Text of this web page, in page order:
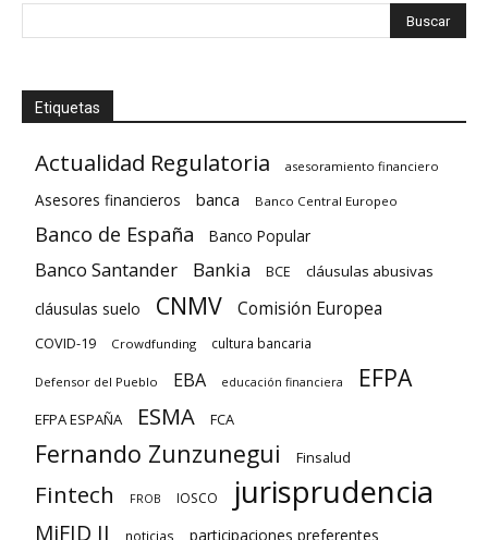
Etiquetas
Actualidad Regulatoria asesoramiento financiero
Asesores financieros banca Banco Central Europeo
Banco de España Banco Popular
Banco Santander Bankia BCE cláusulas abusivas
cláusulas suelo CNMV Comisión Europea
COVID-19 Crowdfunding cultura bancaria
Defensor del Pueblo EBA educación financiera EFPA
EFPA ESPAÑA ESMA FCA
Fernando Zunzunegui Finsalud
Fintech FROB IOSCO jurisprudencia
MiFID II noticias participaciones preferentes